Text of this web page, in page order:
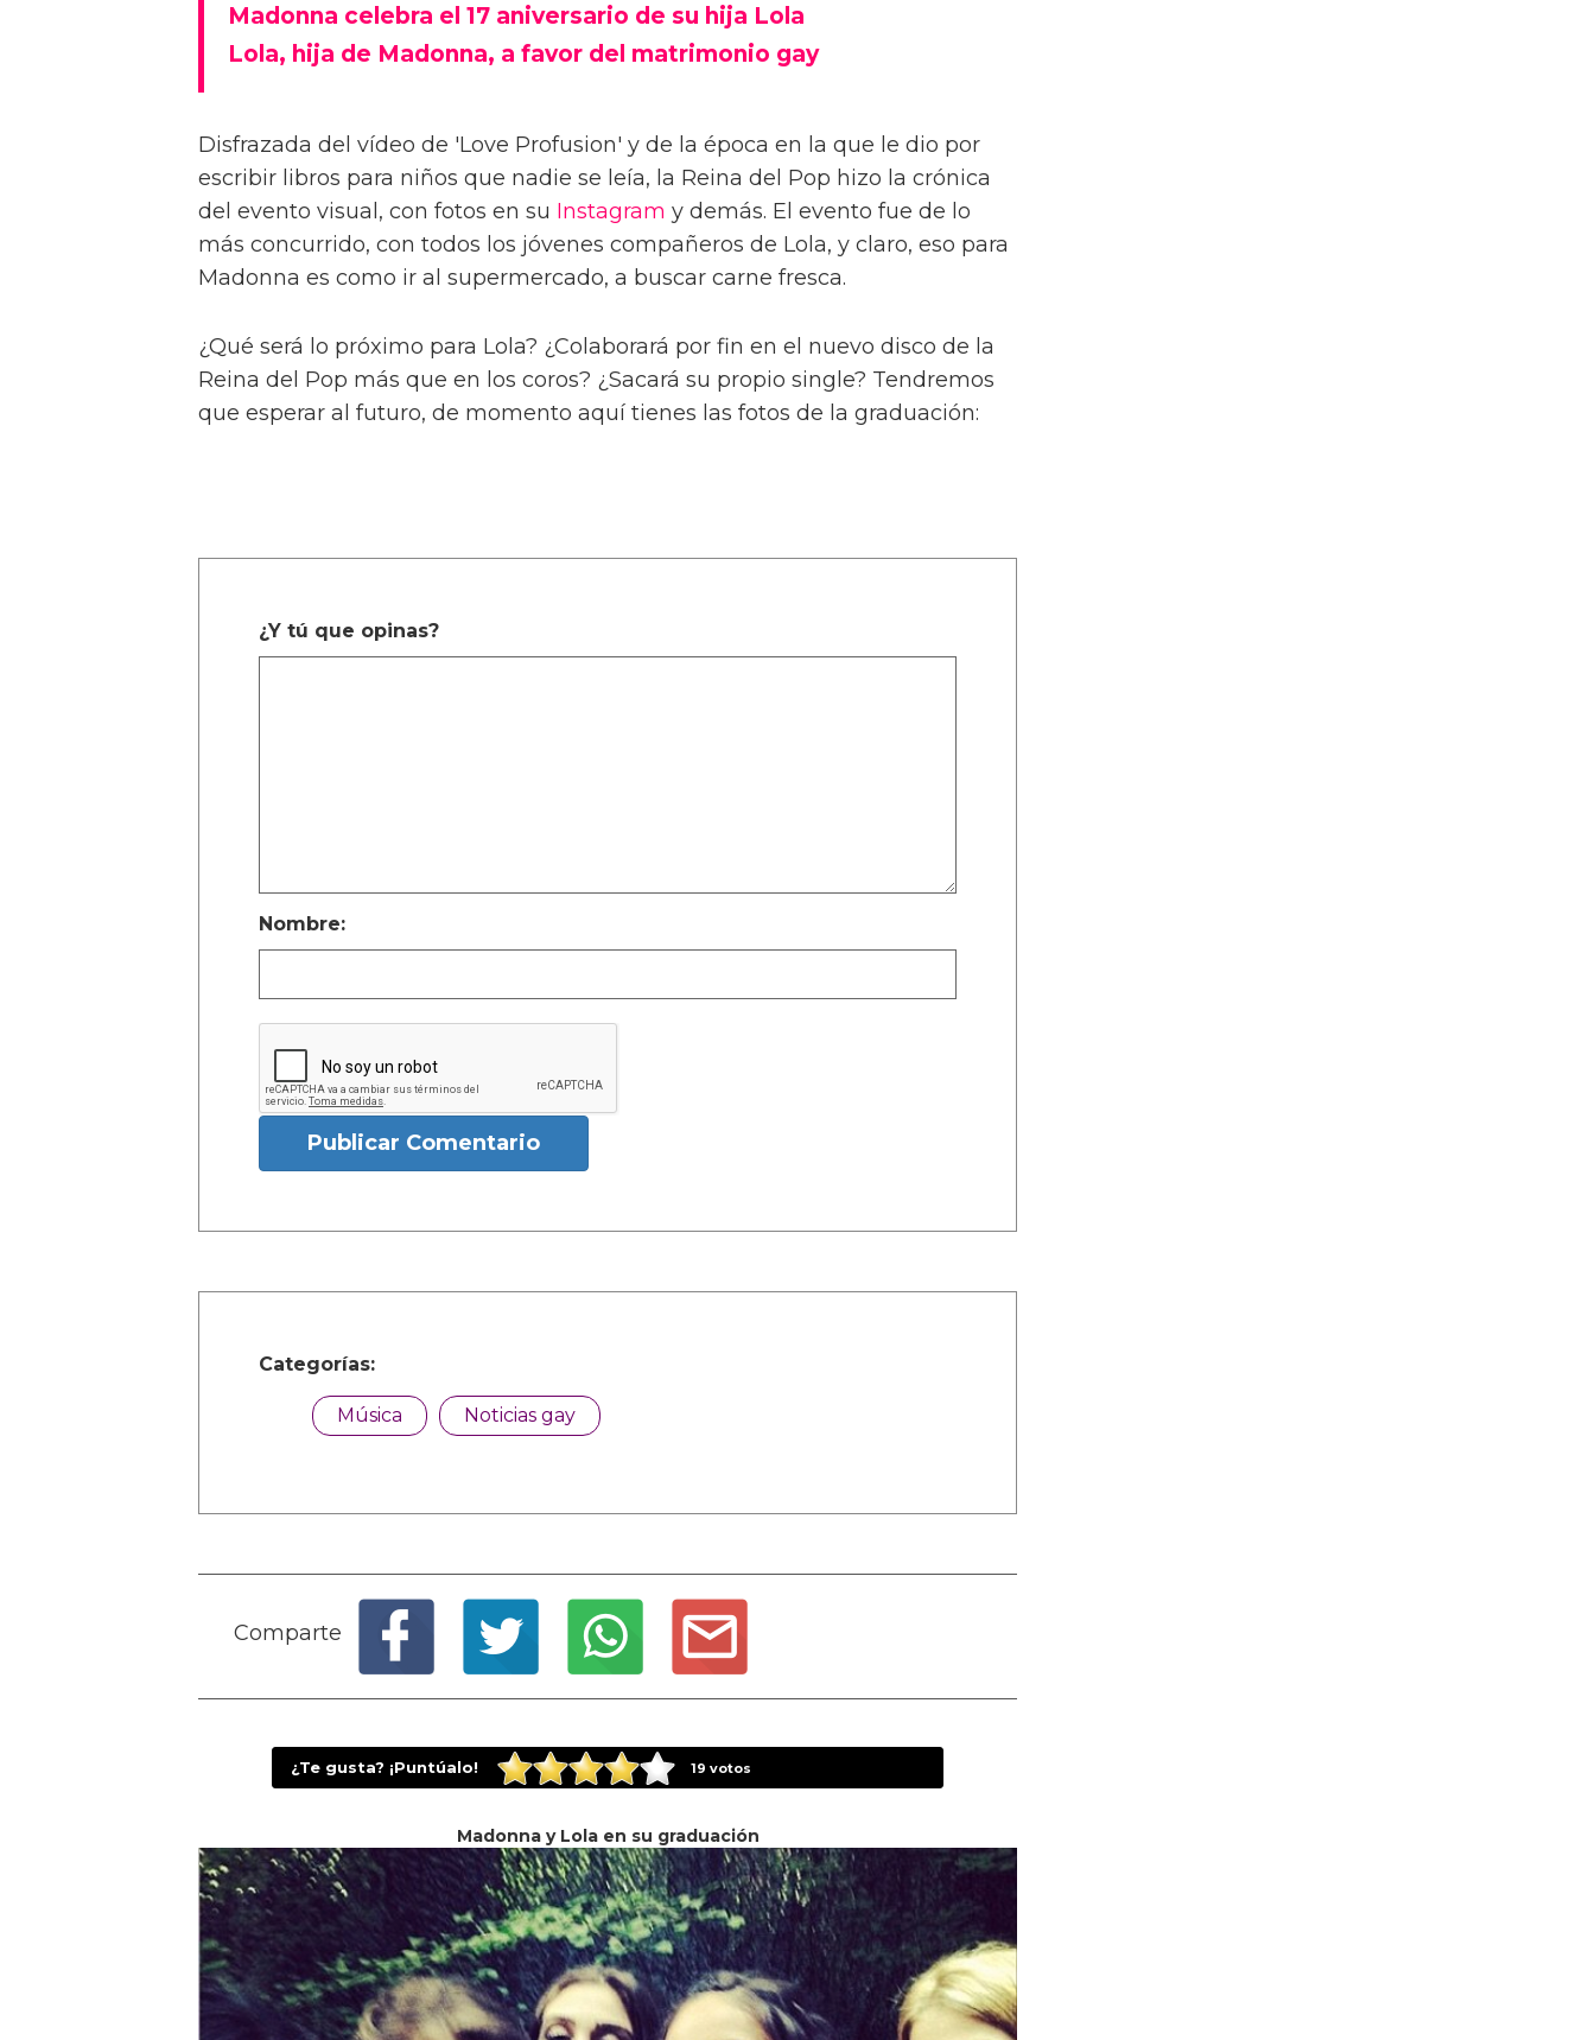
Madonna celebra el 17 aniversario de su hija Lola
Lola, hija de Madonna, a favor del matrimonio gay
Disfrazada del vídeo de 'Love Profusion' y de la época en la que le dio por
escribir libros para niños que nadie se leía, la Reina del Pop hizo la crónica
del evento visual, con fotos en su Instagram y demás. El evento fue de lo
más concurrido, con todos los jóvenes compañeros de Lola, y claro, eso para
Madonna es como ir al supermercado, a buscar carne fresca.
¿Qué será lo próximo para Lola? ¿Colaborará por fin en el nuevo disco de la
Reina del Pop más que en los coros? ¿Sacará su propio single? Tendremos
que esperar al futuro, de momento aquí tienes las fotos de la graduación:
¿Y tú que opinas?
Nombre:
Publicar Comentario
Categorías:
Música Noticias gay
Comparte
¿Te gusta? ¡Puntúalo! 19 votos
Madonna y Lola en su graduación